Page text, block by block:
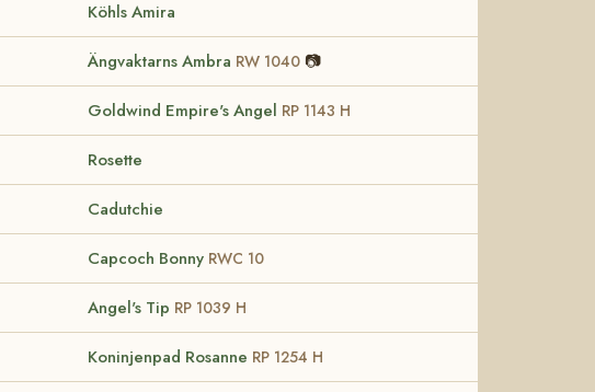
Köhls Amira
Ängvaktarns Ambra RW 1040 📷
Goldwind Empire's Angel RP 1143 H
Rosette
Cadutchie
Capcoch Bonny RWC 10
Angel's Tip RP 1039 H
Koninjenpad Rosanne RP 1254 H